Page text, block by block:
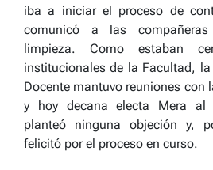
iba a iniciar el proceso de
comunicó a las
limpieza. Como estaban
institucionales de la Facultad,
Docente mantuvo reuniones con
y hoy decana electa Mera al
planteó ninguna objeción y,
felicitó por el proceso en curso.